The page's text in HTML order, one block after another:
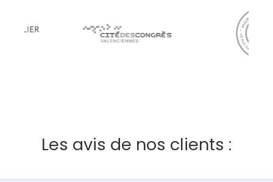
Les avis de nos clients :